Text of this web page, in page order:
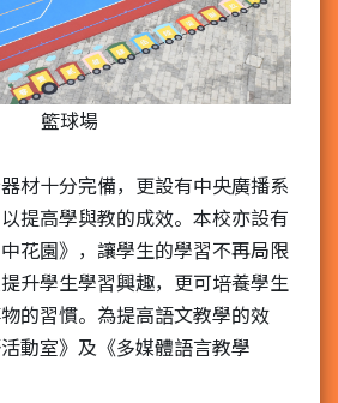
籃球場
十分完備，更設有中央廣播系
提高學與教的成效。本校亦設有
花園》，讓學生的學習不再局限
升學生學習興趣，更可培養學生
的習慣。為提高語文教學的效
動室》及《多媒體語言教學